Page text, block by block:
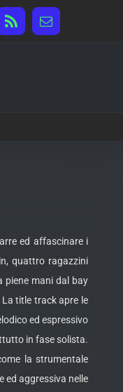
Rss Email
ed affascinare i
quattro ragazzini
piene mani dal bay
title track apre le
ed espressivo
in fase solista.
la strumentale
ed aggressiva nelle